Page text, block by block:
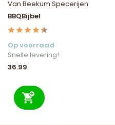
Van Beekum Specerijen
BBQBijbel
Op voorraad
Snelle levering!
36.99